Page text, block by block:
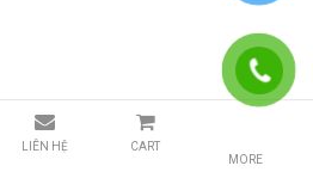
LIÊN HỆ
CART
MORE